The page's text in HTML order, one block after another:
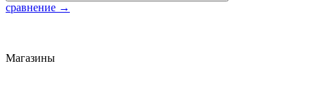
сравнение →
Магазины